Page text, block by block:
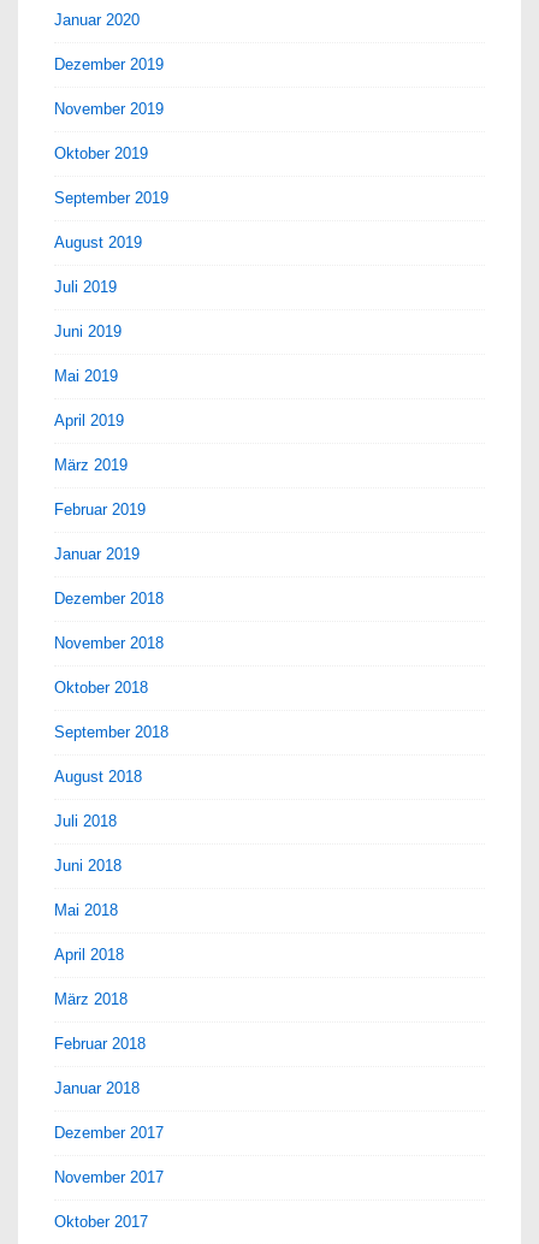
Januar 2020
Dezember 2019
November 2019
Oktober 2019
September 2019
August 2019
Juli 2019
Juni 2019
Mai 2019
April 2019
März 2019
Februar 2019
Januar 2019
Dezember 2018
November 2018
Oktober 2018
September 2018
August 2018
Juli 2018
Juni 2018
Mai 2018
April 2018
März 2018
Februar 2018
Januar 2018
Dezember 2017
November 2017
Oktober 2017